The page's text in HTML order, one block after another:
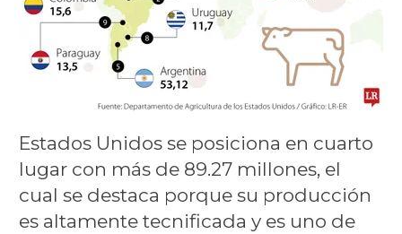
Estados Unidos se posiciona en cuarto
lugar con más de 89.27 millones, el
cual se destaca porque su producción
es altamente tecnificada y es uno de